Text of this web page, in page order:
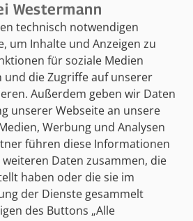
motiviert
technisch notwendigen
um Inhalte und Anzeigen zu
für soziale Medien
und die Zugriffe auf unserer
Außerdem geben wir Daten
unserer Webseite an unsere
Werbung und Analysen
führen diese Informationen
Daten zusammen, die
haben oder die sie im
der Dienste gesammelt
des Buttons „Alle